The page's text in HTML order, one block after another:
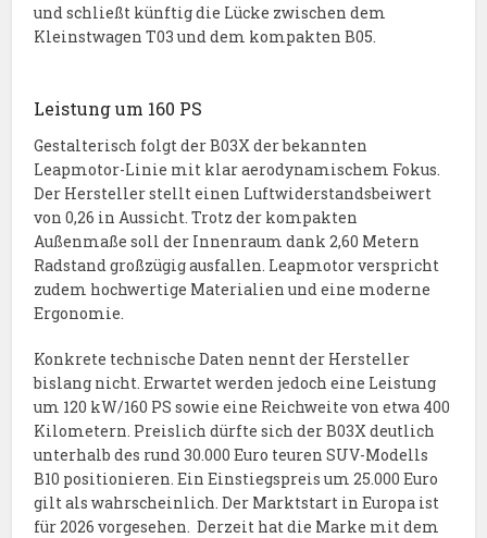
und schließt künftig die Lücke zwischen dem
Kleinstwagen T03 und dem kompakten B05.
Leistung um 160 PS
Gestalterisch folgt der B03X der bekannten
Leapmotor-Linie mit klar aerodynamischem Fokus.
Der Hersteller stellt einen Luftwiderstandsbeiwert
von 0,26 in Aussicht. Trotz der kompakten
Außenmaße soll der Innenraum dank 2,60 Metern
Radstand großzügig ausfallen. Leapmotor verspricht
zudem hochwertige Materialien und eine moderne
Ergonomie.
Konkrete technische Daten nennt der Hersteller
bislang nicht. Erwartet werden jedoch eine Leistung
um 120 kW/160 PS sowie eine Reichweite von etwa 400
Kilometern. Preislich dürfte sich der B03X deutlich
unterhalb des rund 30.000 Euro teuren SUV-Modells
B10 positionieren. Ein Einstiegspreis um 25.000 Euro
gilt als wahrscheinlich. Der Marktstart in Europa ist
für 2026 vorgesehen. Derzeit hat die Marke mit dem